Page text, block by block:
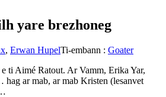
yare brezhoneg
, Erwan HupelTi-embann : Goater
ti Aimé Ratout. Ar Vamm, Erika Yar,
hag ar mab, ar mab Kristen (lesanvet